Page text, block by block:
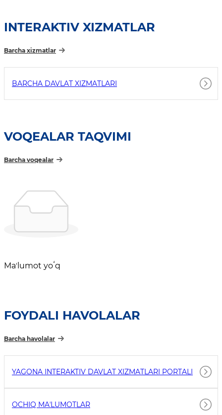
INTERAKTIV XIZMATLAR
Barcha xizmatlar
BARCHA DAVLAT XIZMATLARI
VOQEALAR TAQVIMI
Barcha voqealar
Maʼlumot yoʻq
FOYDALI HAVOLALAR
Barcha havolalar
YAGONA INTERAKTIV DAVLAT XIZMATLARI PORTALI
OCHIQ MAʼLUMOTLAR